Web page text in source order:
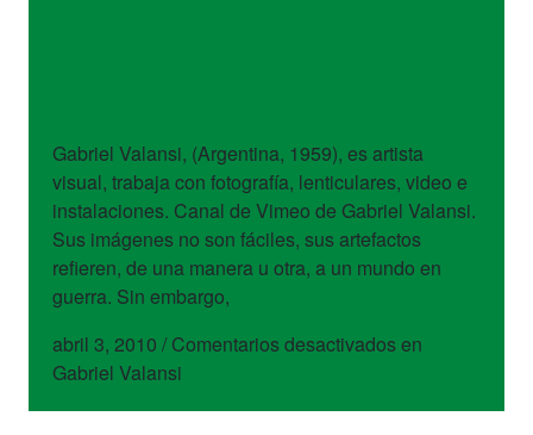
Gabriel Valansi, (Argentina, 1959), es artista
visual, trabaja con fotografía, lenticulares, video e
instalaciones. Canal de Vimeo de Gabriel Valansi.
Sus imágenes no son fáciles, sus artefactos
refieren, de una manera u otra, a un mundo en
guerra. Sin embargo,
abril 3, 2010 / Comentarios desactivadosen
Gabriel Valansi